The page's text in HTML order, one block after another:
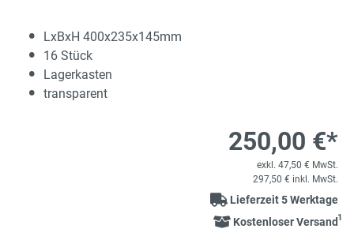
LxBxH 400x235x145mm
16 Stück
Lagerkasten
transparent
250,00 €*
exkl. 47,50 € MwSt.
297,50 € inkl. MwSt.
Lieferzeit 5 Werktage
Kostenloser Versand1